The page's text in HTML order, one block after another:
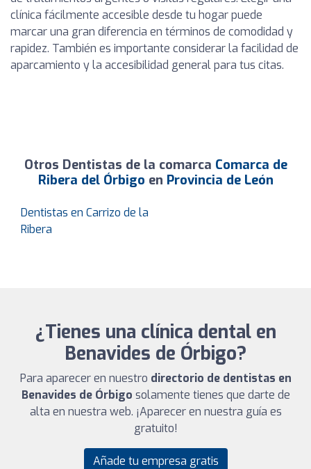
clínica fácilmente accesible desde tu hogar puede
marcar una gran diferencia en términos de comodidad y
rapidez. También es importante considerar la facilidad de
aparcamiento y la accesibilidad general para tus citas.
Otros Dentistas de la comarca Comarca de
Ribera del Órbigo en Provincia de León
Dentistas en Carrizo de la
Ribera
¿Tienes una clínica dental en
Benavides de Órbigo?
Para aparecer en nuestro directorio de dentistas en
Benavides de Órbigo solamente tienes que darte de
alta en nuestra web. ¡Aparecer en nuestra guía es
gratuito!
Añade tu empresa gratis